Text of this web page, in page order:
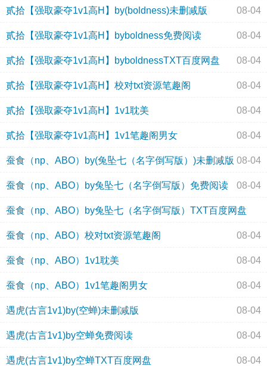
贰拾【强取豪夺1v1高H】by(boldness)未删减版 08-04
贰拾【强取豪夺1v1高H】byboldness免费阅读 08-04
贰拾【强取豪夺1v1高H】byboldnessTXT百度网盘 08-04
贰拾【强取豪夺1v1高H】校对txt资源笔趣阁 08-04
贰拾【强取豪夺1v1高H】1v1耽美 08-04
贰拾【强取豪夺1v1高H】1v1笔趣阁男女 08-04
蚕食（np、ABO）by(兔坠七（名字倒写版）)未删减版 08-04
蚕食（np、ABO）by兔坠七（名字倒写版）免费阅读 08-04
蚕食（np、ABO）by兔坠七（名字倒写版）TXT百度网盘
08-04
蚕食（np、ABO）校对txt资源笔趣阁 08-04
蚕食（np、ABO）1v1耽美 08-04
蚕食（np、ABO）1v1笔趣阁男女 08-04
遇虎(古言1v1)by(空蝉)未删减版 08-04
遇虎(古言1v1)by空蝉免费阅读 08-04
遇虎(古言1v1)by空蝉TXT百度网盘 08-04